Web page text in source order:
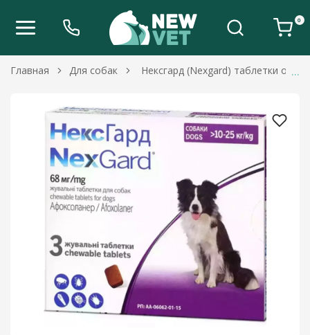
0
Главная Для собак Нексгард (Nexgard) таблетки от